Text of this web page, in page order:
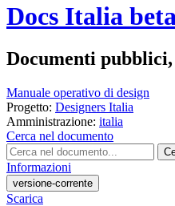
Docs Italia beta
Documenti
Manuale operativo di design
Progetto: Designers Italia
Amministrazione: italia
Cerca nel documento
Informazioni
versione-corrente
Scarica